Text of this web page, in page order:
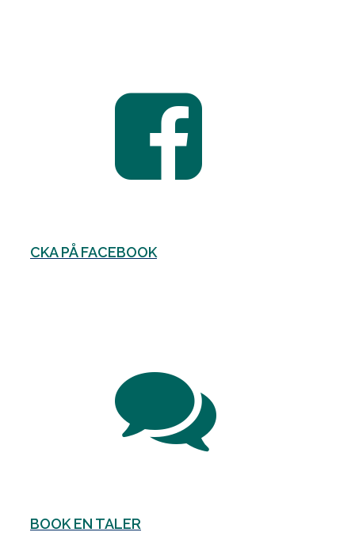
CKA PÅ FACEBOOK
BOOK EN TALER